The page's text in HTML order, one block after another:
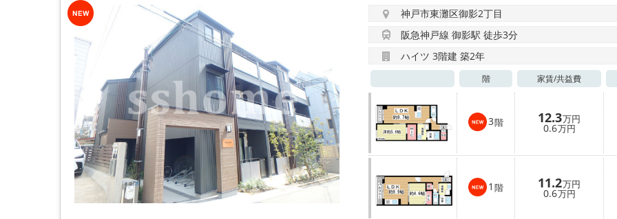
神戸市東灘区御影2丁目
阪急神戸線 御影駅 徒歩3分
ハイツ 3階建 築2年
階 家賃/共益費
3階 12.3万円
0.6万円
1 階 11.2万円
0.6万円